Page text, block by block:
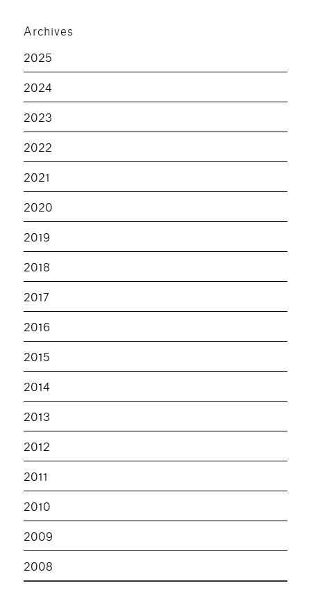
Archives
2025
2024
2023
2022
2021
2020
2019
2018
2017
2016
2015
2014
2013
2012
2011
2010
2009
2008